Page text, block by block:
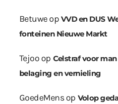
Betuweop VVD en DUS
fonteinen Nieuwe Markt
Tejoo op Celstraf voor
belaging en vernieling
GoedeMensop Volop